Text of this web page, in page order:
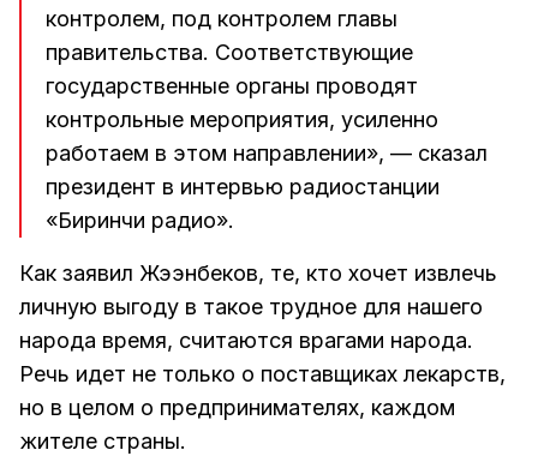
контролем, под контролем главы
правительства. Соответствующие
государственные органы проводят
контрольные мероприятия, усиленно
работаем в этом направлении», — сказал
президент в интервью радиостанции
«Биринчи радио».
Как заявил Жээнбеков, те, кто хочет извлечь
личную выгоду в такое трудное для нашего
народа время, считаются врагами народа.
Речь идет не только о поставщиках лекарств,
но в целом о предпринимателях, каждом
жителе страны.